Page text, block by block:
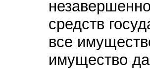
средств
все
имущество